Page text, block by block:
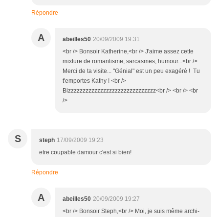
Répondre
A abeilles50 20/09/2009 19:31
<br /> Bonsoir Katherine,<br /> J'aime assez cette
mixture de romantisme, sarcasmes, humour...<br />
Merci de ta visite... "Génial" est un peu exagéré ! Tu
t'emportes Kathy ! <br />
Bizzzzzzzzzzzzzzzzzzzzzzzzzzzzzz<br /> <br /> <br
/>
S steph 17/09/2009 19:23
etre coupable damour c'est si bien!
Répondre
A abeilles50 20/09/2009 19:27
<br /> Bonsoir Steph,<br /> Moi, je suis même archi-